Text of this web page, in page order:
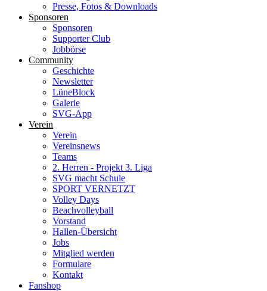
Presse, Fotos & Downloads
Sponsoren
Sponsoren
Supporter Club
Jobbörse
Community
Geschichte
Newsletter
LüneBlock
Galerie
SVG-App
Verein
Verein
Vereinsnews
Teams
2. Herren - Projekt 3. Liga
SVG macht Schule
SPORT VERNETZT
Volley Days
Beachvolleyball
Vorstand
Hallen-Übersicht
Jobs
Mitglied werden
Formulare
Kontakt
Fanshop